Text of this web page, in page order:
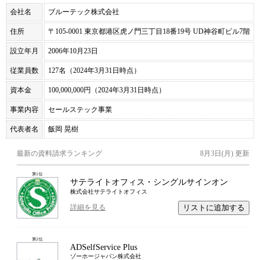
会社名 ブルーテック株式会社
住所 〒105-0001 東京都港区虎ノ門三丁目18番19号 UD神谷町ビル7階
設立年月 2006年10月23日
従業員数 127名（2024年3月31日時点）
資本金 100,000,000円（2024年3月31日時点）
事業内容 セールステック事業
代表者名 飯岡 晃樹
最新の資料請求ランキング 8月3日(月) 更新
第1位
サテライトオフィス・シングルサインオン
株式会社サテライトオフィス
詳細を見る リストに追加する
第2位
ADSelfService Plus
ゾーホージャパン株式会社